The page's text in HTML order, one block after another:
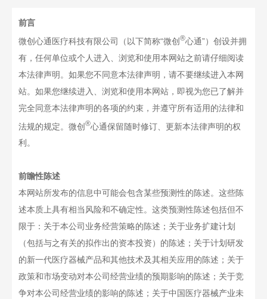
前言
微创心通医疗科技有限公司（以下简称“微创®心通”）创设并拥
有，任何单位或个人进入、浏览和使用本网站之前请仔细阅读
本法律声明。如果您不同意本法律声明，请不要继续进入本网
站。如果您继续进入、浏览和使用本网站，即视为您已了解并
完全同意本法律声明的各项的约束，并遵守所有适用的法律和
法规的规定。微创®心通保留随时修订、更新本法律声明的权
利。
前瞻性陈述
本网站所发布的信息中可能会包含某些预测性的陈述。这些陈
述本质上具有相当风险和不确定性。这类预测性陈述包括但不
限于：关于本公司业务经营策略的陈述；关于业务扩建计划
（包括与之有关的拟作出的资本投资）的陈述；关于计划研发
的新一代医疗器械产品和其他技术及其相关应用的陈述；关于
政策和市场变动对本公司经营业绩的预期影响的陈述；关于竞
争对本公司经营业绩的影响的陈述；关于中国医疗器械产业未